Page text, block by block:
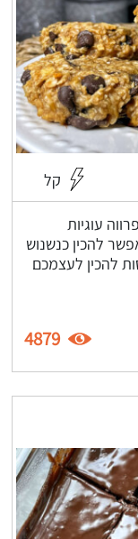
קל
עוגיות
בלבד שאפשר להכין כנשנוש
לנסות להכין לעצמכם
4879